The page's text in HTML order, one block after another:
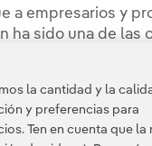
a empresarios y
ha sido una de las
y Diseño, en
en energías
la cantidad y la
y preferencias para
Ten en cuenta que la